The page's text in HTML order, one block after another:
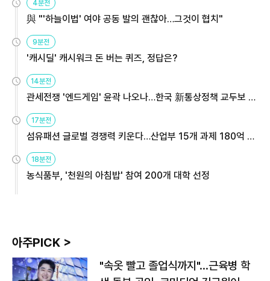
4분전
與 "'하늘이법' 여야 공동 발의 괜찮아…그것이 협치"
9분전
'캐시딜' 캐시워크 돈 버는 퀴즈, 정답은?
14분전
관세전쟁 '엔드게임' 윤곽 나오나…한국 新통상정책 교두보 활
용해야
17분전
섬유패션 글로벌 경쟁력 키운다…산업부 15개 과제 180억 지
원
18분전
농식품부, '천원의 아침밥' 참여 200개 대학 선정
아주PICK >
"속옷 빨고 졸업식까지"…근육병 학